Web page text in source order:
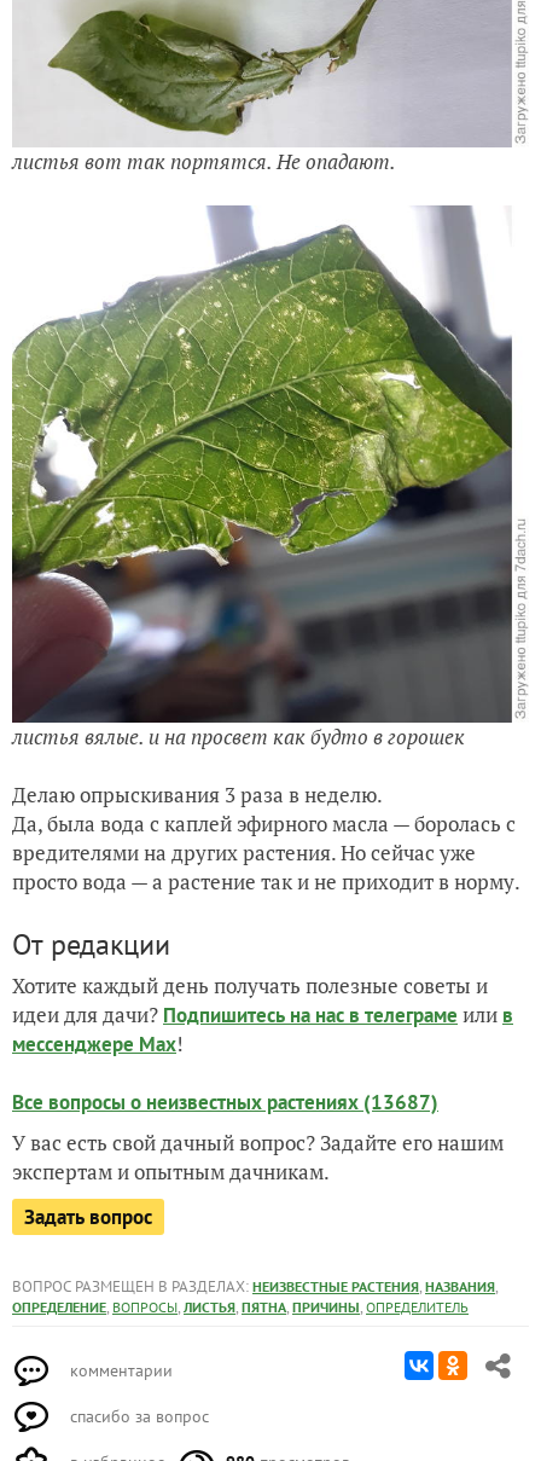
листья вот так портятся. Не опадают.
листья вялые. и на просвет как будто в горошек
Делаю опрыскивания 3 раза в неделю.
Да, была вода с каплей эфирного масла — боролась с
вредителями на других растения. Но сейчас уже
просто вода — а растение так и не приходит в норму.
От редакции
Хотите каждый день получать полезные советы и
идеи для дачи? Подпишитесь на нас в телеграме или в
мессенджере Max!
Все вопросы о неизвестных растениях (13687)
У вас есть свой дачный вопрос? Задайте его нашим
экспертам и опытным дачникам.
Задать вопрос
ВОПРОС РАЗМЕЩЕН В РАЗДЕЛАХ: НЕИЗВЕСТНЫЕ РАСТЕНИЯ, НАЗВАНИЯ,
ОПРЕДЕЛЕНИЕ, ВОПРОСЫ, ЛИСТЬЯ, ПЯТНА, ПРИЧИНЫ, ОПРЕДЕЛИТЕЛЬ
комментарии
спасибо за вопрос